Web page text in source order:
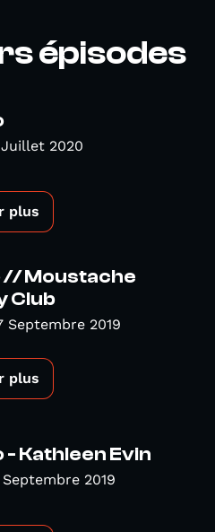
épisodes
2020
plus
// Moustache
Club
Septembre 2019
plus
Kathleen Evin
2019